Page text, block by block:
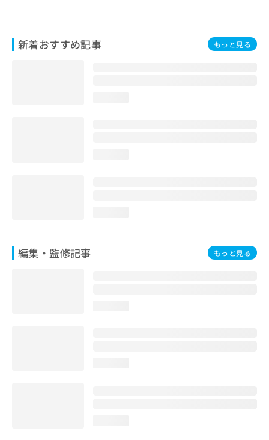
新着おすすめ記事 もっと見る
編集・監修記事 もっと見る
合